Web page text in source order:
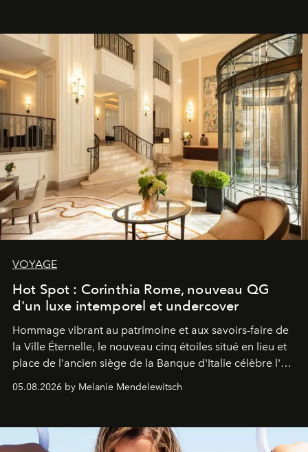
VOYAGE
Hot Spot : Corinthia Rome, nouveau QG
d'un luxe intemporel et undercover
Hommage vibrant au patrimoine et aux savoirs-faire de
la Ville Éternelle, le nouveau cinq étoiles situé en lieu et
place de l'ancien siège de la Banque d'Italie célèbre l'art
de vivre Romain dans toute son élégance intemporelle.
05.08.2026 by Melanie Mendelewitsch